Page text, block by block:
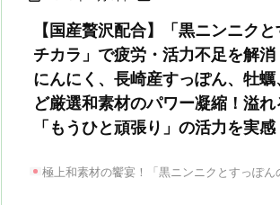
【国産贅沢配合】「黒ニンニク
チカラ」で疲労・活力不足を解
にんにく、長崎産すっぽん、牡
ど厳選和素材のパワー凝縮！溢れ
「もうひと頑張り」の活力を実感
極上和素材の饗宴！「黒ニンニクとすっぽん